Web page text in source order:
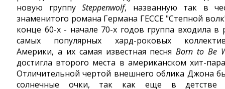
новую группу Steppenwolf, названную так в
знаменитого романа Германа ГЕССЕ "Степной
конце 60-х - начале 70-х годов группа входила в
самых популярных хард-роковых
Америки, а их самая известная песняBorn to Be
достигла второго места в американском хит-
Отличительной чертой внешнего облика Джона
солнечные очки, так как еще в детстве